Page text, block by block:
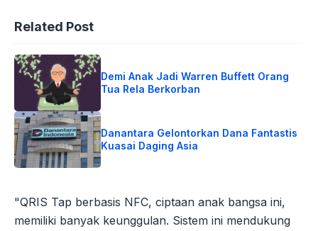
Related Post
Demi Anak Jadi Warren Buffett Orang
Tua Rela Berkorban
Danantara Gelontorkan Dana Fantastis
Kuasai Daging Asia
"QRIS Tap berbasis NFC, ciptaan anak bangsa ini,
memiliki banyak keunggulan. Sistem ini mendukung